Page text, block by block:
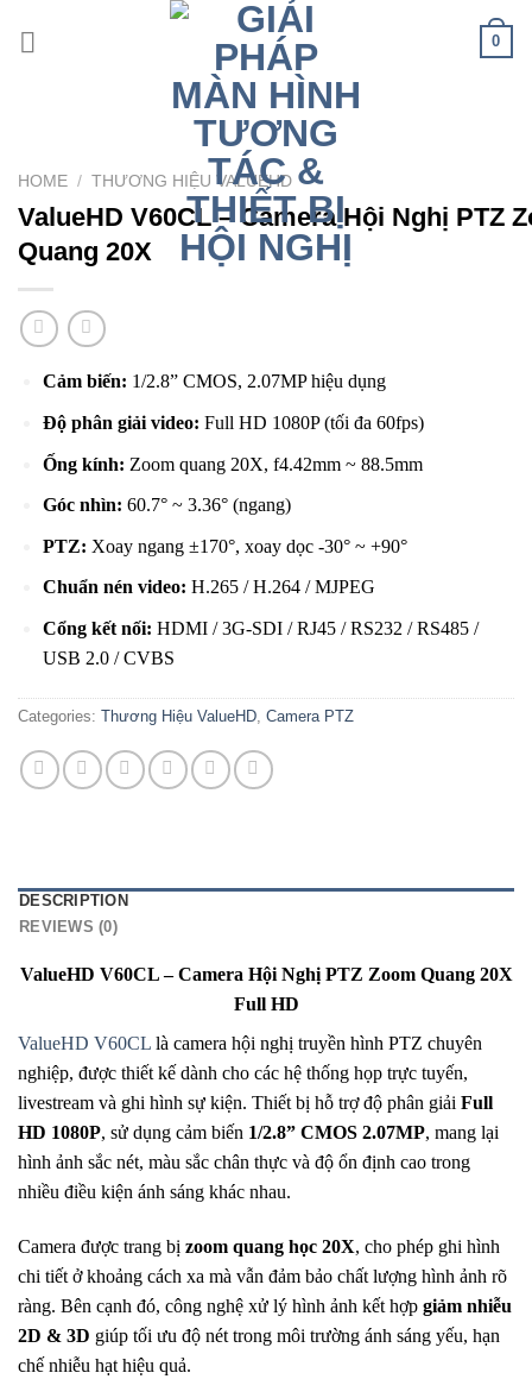
0
HOME / THƯƠNG HIỆU VALUEHD
ValueHD V60CL – Camera Hội Nghị PTZ
Quang 20X
Cảm biến: 1/2.8” CMOS, 2.07MP hiệu dụng
Độ phân giải video: Full HD 1080P (tối đa 60fps)
Ống kính: Zoom quang 20X, f4.42mm ~ 88.5mm
Góc nhìn: 60.7° ~ 3.36° (ngang)
PTZ: Xoay ngang ±170°, xoay dọc -30° ~ +90°
Chuẩn nén video: H.265 / H.264 / MJPEG
Cổng kết nối: HDMI / 3G-SDI / RJ45 / RS232 / RS485 /
USB 2.0 / CVBS
Categories: Thương Hiệu ValueHD Camera PTZ
DESCRIPTION
REVIEWS (0)
ValueHD V60CL – Camera Hội Nghị PTZ Zoom Quang 20X
Full HD
ValueHD V60CL là camera hội nghị truyền hình PTZ chuyên
nghiệp, được thiết kế dành cho các hệ thống họp trực tuyến,
livestream và ghi hình sự kiện. Thiết bị hỗ trợ độ phân giải Full
HD 1080P, sử dụng cảm biến 1/2.8” CMOS 2.07MP, mang lại
hình ảnh sắc nét, màu sắc chân thực và độ ổn định cao trong
nhiều điều kiện ánh sáng khác nhau.
Camera được trang bị zoom quang học 20X, cho phép ghi hình
chi tiết ở khoảng cách xa mà vẫn đảm bảo chất lượng hình ảnh rõ
ràng. Bên cạnh đó, công nghệ xử lý hình ảnh kết hợp giảm nhiễu
2D & 3D giúp tối ưu độ nét trong môi trường ánh sáng yếu, hạn
chế nhiễu hạt hiệu quả.